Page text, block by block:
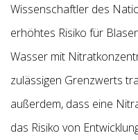
Wissenschaftler des
erhöhtes Risiko für
Wasser mit
zulässigen Grenzwerts
außerdem, dass eine
das Risiko von